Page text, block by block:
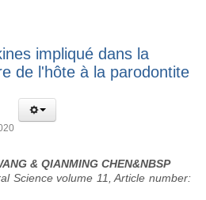
impliqué dans la
de l'hôte à la parodontite
& QIANMING CHEN&NBSP
Science volume 11, Article number: